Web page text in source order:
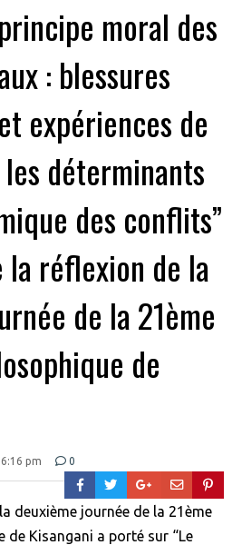
moral des
: blessures
expériences de
déterminants
des conflits”
réflexion de la
de la 21ème
de
pm 0
deuxième journée de la 21ème
de Kisangani a porté sur “Le